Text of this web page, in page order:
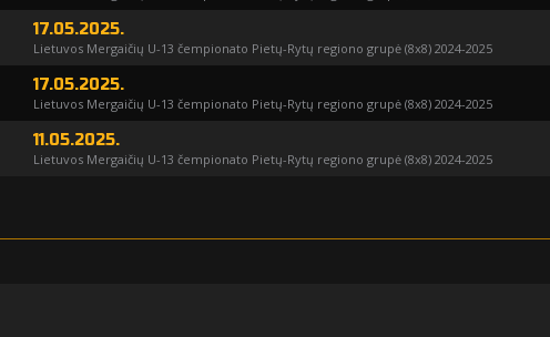
17.05.2025.
Lietuvos Mergaičių U-13 čempionato Pietų-Rytų regiono grupė (8x8) 2024-2025
17.05.2025.
Lietuvos Mergaičių U-13 čempionato Pietų-Rytų regiono grupė (8x8) 2024-2025
11.05.2025.
Lietuvos Mergaičių U-13 čempionato Pietų-Rytų regiono grupė (8x8) 2024-2025